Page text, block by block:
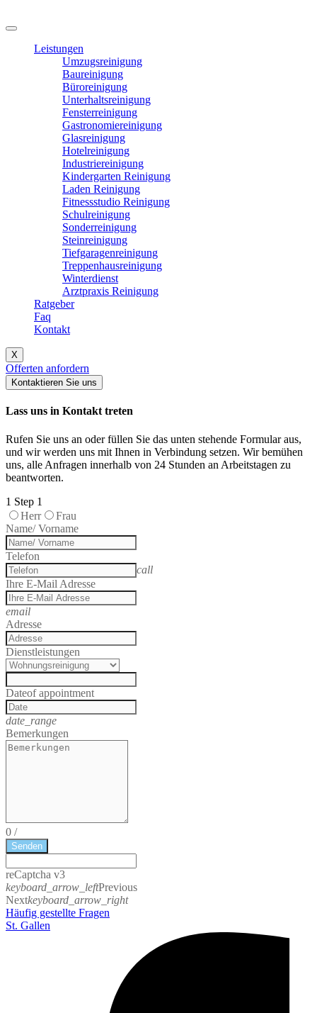
Leistungen
Umzugsreinigung
Baureinigung
Büroreinigung
Unterhaltsreinigung
Fensterreinigung
Gastronomiereinigung
Glasreinigung
Hotelreinigung
Industriereinigung
Kindergarten Reinigung
Laden Reinigung
Fitnessstudio Reinigung
Schulreinigung
Sonderreinigung
Steinreinigung
Tiefgaragenreinigung
Treppenhausreinigung
Winterdienst
Arztpraxis Reinigung
Ratgeber
Faq
Kontakt
X
Offerten anfordern
Kontaktieren Sie uns
Lass uns in Kontakt treten
Rufen Sie uns an oder füllen Sie das unten stehende Formular aus,
und wir werden uns mit Ihnen in Verbindung setzen. Wir bemühen
uns, alle Anfragen innerhalb von 24 Stunden an Arbeitstagen zu
beantworten.
1 Step 1
Herr
Frau
Name/ Vorname
Telefon
call
Ihre E-Mail Adresse
email
Adresse
Dienstleistungen
Dateof appointment
date_range
Bemerkungen
0 /
Senden
reCaptcha v3
keyboard_arrow_leftPrevious
Nextkeyboard_arrow_right
Häufig gestellte Fragen
St. Gallen